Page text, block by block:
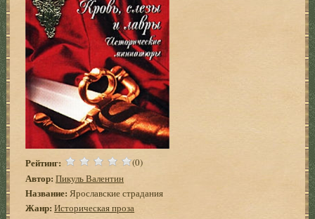
Рейтинг: (0)
Автор: Пикуль Валентин
Название: Ярославские страдания
Жанр: Историческая проза